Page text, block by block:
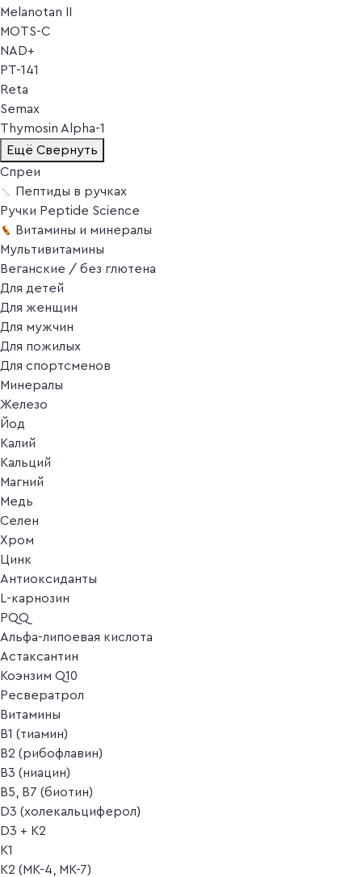
Melanotan II
MOTS-C
NAD+
PT-141
Reta
Semax
Thymosin Alpha-1
Ещё Свернуть
Спреи
Пептиды в ручках
Ручки Peptide Science
Витамины и минералы
Мультивитамины
Веганские / без глютена
Для детей
Для женщин
Для мужчин
Для пожилых
Для спортсменов
Минералы
Железо
Йод
Калий
Кальций
Магний
Медь
Селен
Хром
Цинк
Антиоксиданты
L-карнозин
PQQ
Альфа-липоевая кислота
Астаксантин
Коэнзим Q10
Ресвератрол
Витамины
B1 (тиамин)
B2 (рибофлавин)
B3 (ниацин)
B5, B7 (биотин)
D3 (холекальциферол)
D3 + K2
K1
K2 (MK-4, MK-7)